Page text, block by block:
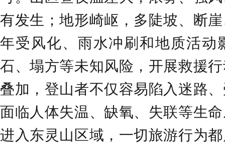
有发生；地形崎岖，多陡坡、断
年受风化、雨水冲刷和地质活动
石、塌方等未知风险，开展救援
叠加，登山者不仅容易陷入迷路
面临人体失温、缺氧、失联等生
进入东灵山区域，一切旅游行为